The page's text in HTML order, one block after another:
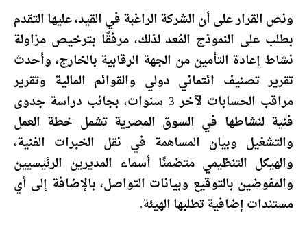
ونص القرار على أن الشركة الراغبة في القيد، عليها التقدم
بطلب على النموذج المُعد لذلك، مرفقًا بترخيص مزاولة
نشاط إعادة التأمين من الجهة الرقابية بالخارج، وأحدث
تقرير تصنيف ائتماني دولي والقوائم المالية وتقرير
مراقب الحسابات لآخر 3 سنوات، بجانب دراسة جدوى
فنية لنشاطها في السوق المصرية تشمل خطة العمل
والتشغيل وبيان المساهمة في نقل الخبرات الفنية،
والهيكل التنظيمي متضمنًا أسماء المديرين الرئيسيين
والمفوضين بالتوقيع وبيانات التواصل، بالإضافة إلى أي
مستندات إضافية تطلبها الهيئة.